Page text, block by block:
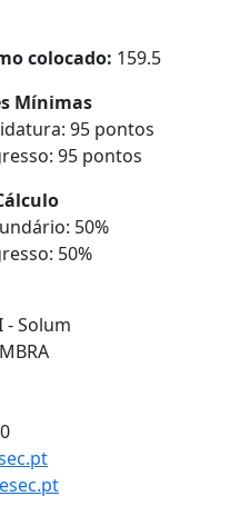
colocado: 159.5
Mínimas
95 pontos
95 pontos
50%
50%
- Solum